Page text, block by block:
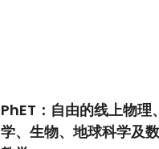
PhET：自由的线上物理
学、生物、地球科学及